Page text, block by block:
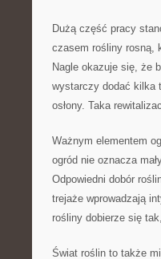
Dużą część pracy
czasem rośliny rosną,
Nagle okazuje się, że
wystarczy dodać kilka
osłony. Taka
Ważnym elementem
ogród nie oznacza
Odpowiedni dobór
trejaże wprowadzają
rośliny dobierze się
Świat roślin to także